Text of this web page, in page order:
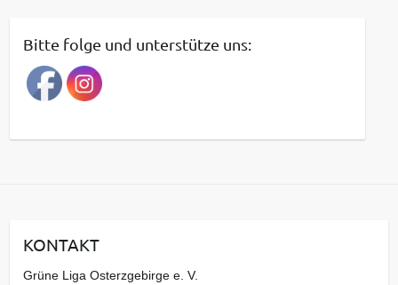
r
a
g
a
v
Bitte folge und unterstütze uns:
KONTAKT
Grüne Liga Osterzgebirge e. V.